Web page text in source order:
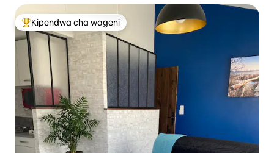
Kipendwa maarufu cha wageni
Kipendwa cha wageni